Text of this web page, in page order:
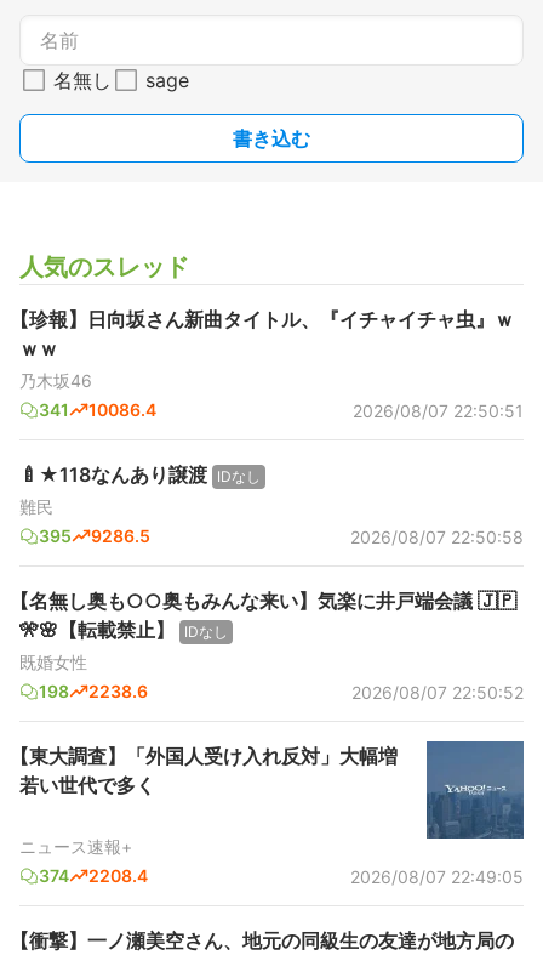
名無し sage
書き込む
人気のスレッド
【珍報】日向坂さん新曲タイトル、『イチャイチャ虫』ｗ
ｗｗ
乃木坂46
341
10086.4 2026/08/07 22:50:51
🍼★118なんあり譲渡 IDなし
難民
395
9286.5 2026/08/07 22:50:58
【名無し奥も○○奥もみんな来い】気楽に井戸端会議 🇯🇵
🎌🌸【転載禁止】
IDなし
既婚女性
198
2238.6 2026/08/07 22:50:52
【東大調査】「外国人受け入れ反対」大幅増
若い世代で多く
ニュース速報+
374
2208.4 2026/08/07 22:49:05
【衝撃】一ノ瀬美空さん、地元の同級生の友達が地方局の